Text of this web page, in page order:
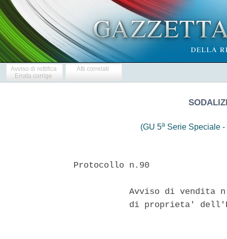
Avviso di rettifica
Errata corrige
Atti correlati
(GU 5aSerie Speciale -
Protocollo n.90
Avviso di vendita
di proprieta'